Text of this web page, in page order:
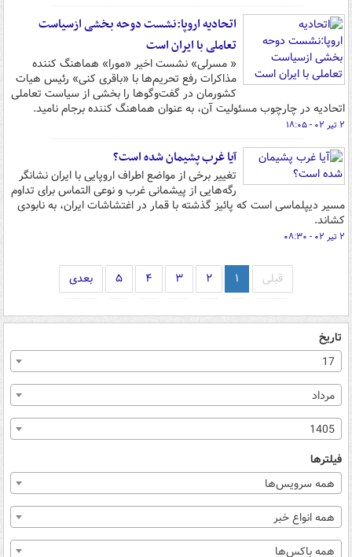
اتحادیه اروپا:نشست دوحه بخشی ازسیاست
تعاملی با ایران است
« مسرلی» نشست اخیر «مورا» هماهنگ کننده
مذاکرات رفع تحریم‌ها با «باقری کنی» رئیس هیات
کشورمان در گفت‌وگوها را بخشی از سیاست تعاملی
اتحادیه در چارچوب مسئولیت آن، به عنوان هماهنگ کننده برجام نامید.
۲ تیر ۰۲ - ۱۸:۰۵
آیا غرب پشیمان شده است؟
تغییر برخی از مواضع اطراف اروپایی با ایران نشانگر
رگه‌هایی از پیشمانی غرب و نوعی التماس برای تداوم
مسیر دیپلماسی است که پائیز گذشته با قمار در اغتشاشات ایران، به‌ نابودی
کشاند.
۲ تیر ۰۲ - ۰۸:۳۰
قبلی ۱ ۲ ۳ ۴ ۵ بعدی
تاریخ
17
مرداد
1405
فیلترها
همه سرویس‌ها
همه انواع خبر
همه باکس‌ها